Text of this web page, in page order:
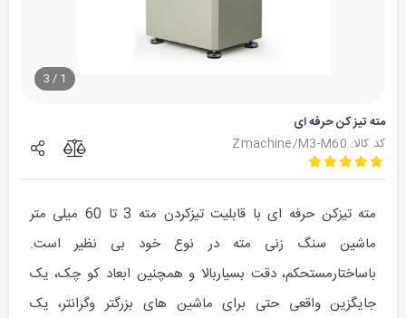
1
/
3
مته تیز کن حرفه ای
کد کالا: Zmachine/M3-M60
مته تیزکن حرفه ای با قابلیت تیزکردن مته 3 تا 60 میلی متر
ماشین سنگ زنی مته در نوع خود بی نظیر است.
باساختارمستحکم، دقت بسیاربالا و همچنین ابعاد کو چک، یک
جایگزین واقعی حتی برای ماشین های بزرگتر وگرانتر، یک